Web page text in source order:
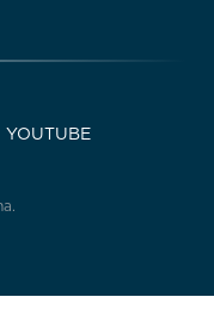
YOUTUBE